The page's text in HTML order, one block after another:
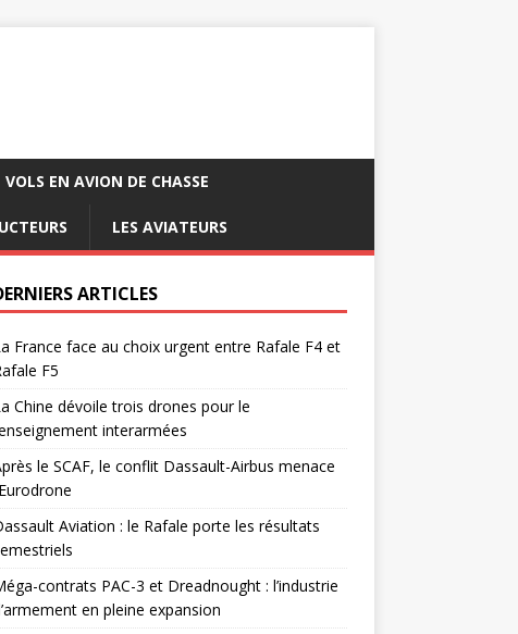
VOLS EN AVION DE CHASSE
LES AVIATEURS
ARTICLES
France face au choix urgent entre Rafale F4 et
F5
Chine dévoile trois drones pour le
interarmées
le SCAF, le conflit Dassault-Airbus menace
Aviation : le Rafale porte les résultats
contrats PAC-3 et Dreadnought : l’industrie
en pleine expansion